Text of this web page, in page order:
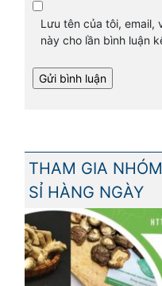
Lưu tên của tôi,
này cho lần bình luận
THAM GIA
SỈ HÀNG NGÀY